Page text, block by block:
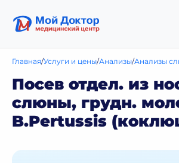
Главная Услуги и цены Анализы Анализы
Посев отдел. из
слюны, грудн.
B.Pertussis